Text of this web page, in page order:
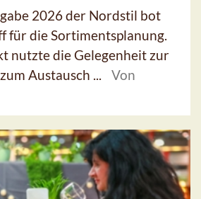
2026 der Nordstil bot
für die Sortimentsplanung.
nutzte die Gelegenheit zur
Austausch ...
Von